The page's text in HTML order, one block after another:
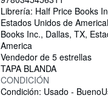
Librería: Half Price Books
Estados Unidos de America
Books Inc., Dallas, TX,
America
Vendedor de 5 estrellas
TAPA BLANDA
CONDICIÓN
Condición: Usado - Bueno